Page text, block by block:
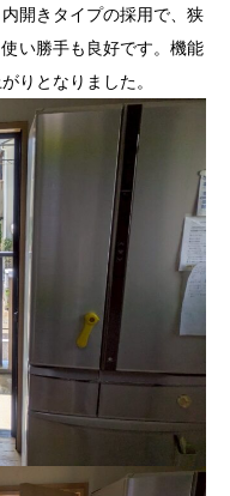
開きタイプの採用で、狭
い勝手も良好です。機能
りとなりました。